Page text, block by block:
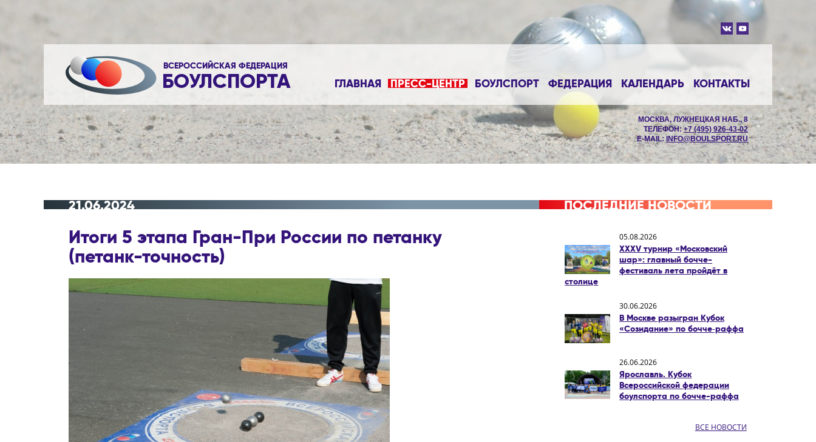
ВСЕРОССИЙСКАЯ ФЕДЕРАЦИЯ
БОУЛСПОРТА ГЛАВНАЯ ПРЕСС-ЦЕНТР БОУЛСПОРТ ФЕДЕРАЦИЯ КАЛЕНДАРЬ КОНТАКТЫ
МОСКВА, ЛУЖНЕЦКАЯ НАБ., 8
ТЕЛЕФОН:+7 (495) 926-43-02
E-MAIL:
INFO@BOULSPORT.RU
21.06.2024
Итоги 5 этапа Гран-При России по петанку
(петанк-точность)
ПОСЛЕДНИЕ НОВОСТИ
05.08.2026
XXXV турнир «Московский
шар»: главный бочче-
фестиваль лета пройдёт в
столице
30.06.2026
В Москве разыгран Кубок
«Созидание» по бочче‑раффа
26.06.2026
Ярославль. Кубок
Всероссийской федерации
боулспорта по бочче-раффа
ВСЕ НОВОСТИ